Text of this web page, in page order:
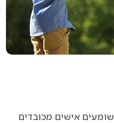
אישים מכובדים